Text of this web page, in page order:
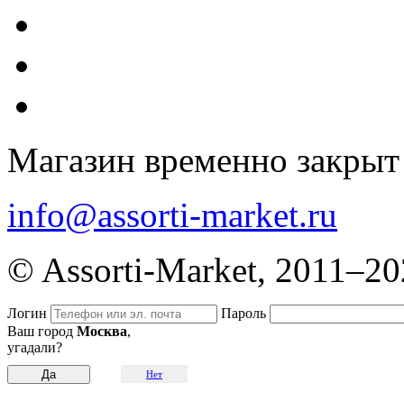
Магазин временно закрыт
info@assorti-market.ru
© Assorti-Market,
Логин
Пароль
Ваш город Москва,
угадали?
Нет